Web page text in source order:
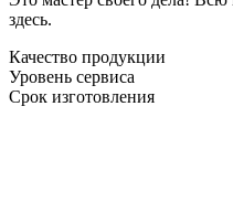
здесь.
Качество продукции
Уровень сервиса
Срок изготовления